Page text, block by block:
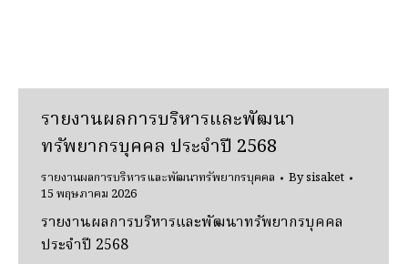
รายงานผลการบริหารและพัฒนา
ทรัพยากรบุคคล ประจำปี 2568
รายงานผลการบริหารและพัฒนาทรัพยากรบุคคล Bysisaket
15 พฤษภาคม 2026
รายงานผลการบริหารและพัฒนาทรัพยากรบุคคล
ประจำปี 2568